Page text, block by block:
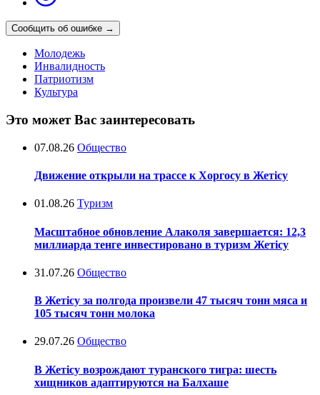
Сообщить об ошибке →
Молодежь
Инвалидность
Патриотизм
Культура
Это может Вас заинтересовать
07.08.26 Общество
Движение открыли на трассе к Хоргосу в Жетісу
01.08.26 Туризм
Масштабное обновление Алаколя завершается: 12,3
миллиарда тенге инвестировано в туризм Жетісу
31.07.26 Общество
В Жетісу за полгода произвели 47 тысяч тонн мяса и
105 тысяч тонн молока
29.07.26 Общество
В Жетісу возрождают туранского тигра: шесть
хищников адаптируются на Балхаше